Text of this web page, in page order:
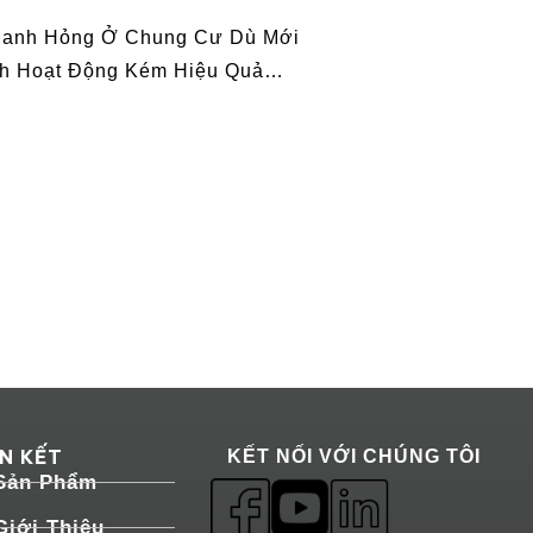
Hỏng Ở Chung Cư Dù Mới
Hoạt Động Kém Hiệu Quả…
KẾT
Phẩm
Thiệu
KẾT NỐI VỚI CHÚNG TÔI